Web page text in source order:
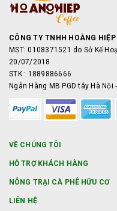
CÔNG TY TNHH HOÀNG HIỆP
MST: 0108371521 do Sở Kế
20/07/2018
STK : 1889886666
Ngân Hàng MB PGD tây Hà
VỀ CHÚNG TÔI
HỖ TRỢ KHÁCH HÀNG
NÔNG TRẠI CÀ PHÊ HỮU CƠ
LIÊN HỆ